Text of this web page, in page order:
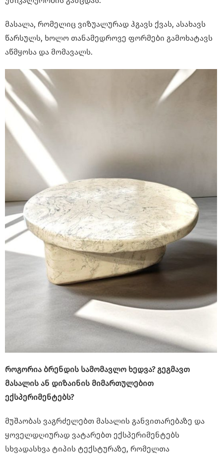
მასალა, რომელიც ვიზუალურად ჰგავს ქვას, ასახავს
წარსულს, ხოლო თანამედროვე ფორმები გამოხატავს
აწმყოსა და მომავალს.
როგორია ბრენდის სამომავლო ხედვა? გეგმავთ
მასალის ან დიზაინის მიმართულებით
ექსპერიმენტებს?
მუშაობას ვაგრძელებთ მასალის განვითარებაზე და
ყოველდღიურად ვატარებთ ექსპერიმენტებს
სხვადასხვა ტიპის ტექსტურაზე, რომელთა